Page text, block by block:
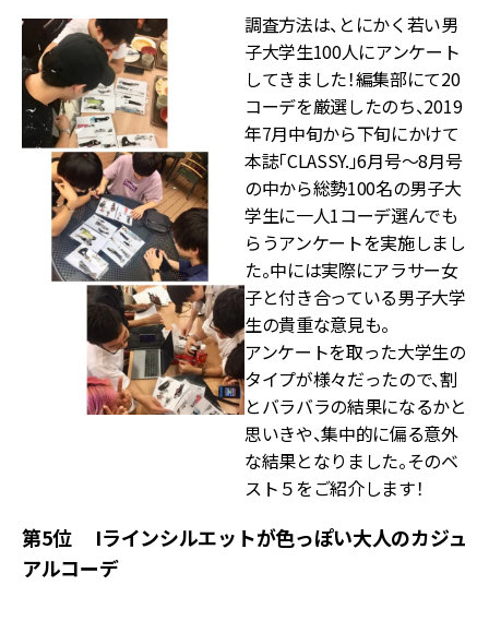
調査方法は、とにかく若い男
子大学生100人にアンケート
してきました！編集部にて20
コーデを厳選したのち、2019
年7月中旬から下旬にかけて
本誌「CLASSY.」6月号〜8月号
の中から総勢100名の男子大
学生に一人1コーデ選んでも
らうアンケートを実施しまし
た。中には実際にアラサー女
子と付き合っている男子大学
生の貴重な意見も。
アンケートを取った大学生の
タイプが様々だったので、割
とバラバラの結果になるかと
思いきや、集中的に偏る意外
な結果となりました。そのベ
スト５をご紹介します！
第5位 Iラインシルエットが色っぽい大人のカジュ
アルコーデ